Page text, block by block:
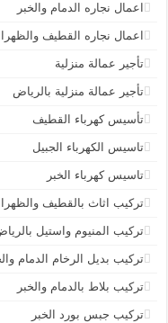
اعمال نجاره الدمام والخبر
اعمال نجاره القطيف
تأجير عمالة منزلية
تأجير عمالة منزلية بالرياض
تأسيس كهرباء القطيف
تاسيس الكهرباء الجبيل
تاسيس كهرباء الخبر
تركيب اثاث بالقطيف
تركيب المنيوم واستيل
تركيب بديل الرخام الدمام
تركيب بلاط بالدمام والخبر
تركيب جبس بورد الخبر